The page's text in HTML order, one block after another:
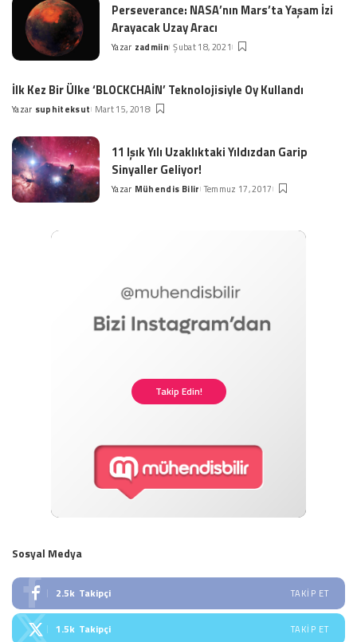
Perseverance: NASA’nın Mars’ta Yaşam İzi
Arayacak Uzay Aracı
Posted
Yazar zadmiin Şubat 18, 2021
İlk Kez Bir Ülke ‘BLOCKCHAİN’ Teknolojisiyle Oy Kullandı
Posted
Yazar suphiteksut Mart 15, 2018
11 Işık Yılı Uzaklıktaki Yıldızdan Garip
Sinyaller Geliyor!
Posted
Yazar Mühendis Bilir Temmuz 17, 2017
Takip Edin!
Sosyal Medya
2.5k Takipçi TAKIP ET
1.5k Takipçi TAKIP ET